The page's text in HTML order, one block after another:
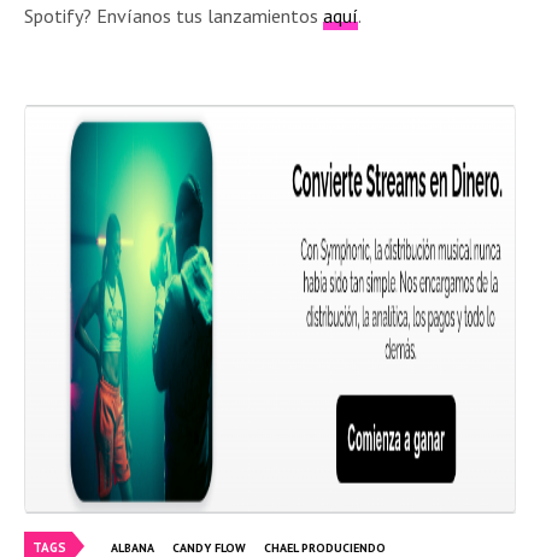
Spotify? Envíanos tus lanzamientosaquí.
TAGS ALBANA CANDY FLOW CHAEL PRODUCIENDO